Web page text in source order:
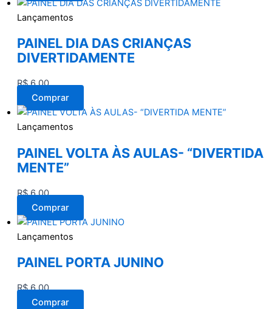
Lançamentos
PAINEL DIA DAS CRIANÇAS
DIVERTIDAMENTE
R$6,00
Comprar
Lançamentos
PAINEL VOLTA ÀS AULAS- “DIVERTIDA
MENTE”
R$6,00
Comprar
Lançamentos
PAINEL PORTA JUNINO
R$6,00
Comprar